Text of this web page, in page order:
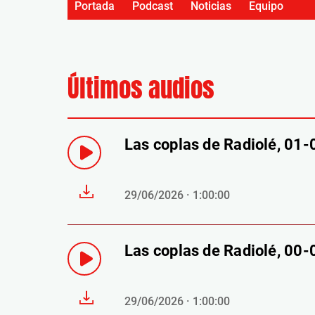
Portada Podcast Noticias Equipo
Últimos audios
Las coplas de Radiolé,
29/06/2026 · 1:00:00
Las coplas de Radiolé,
29/06/2026 · 1:00:00